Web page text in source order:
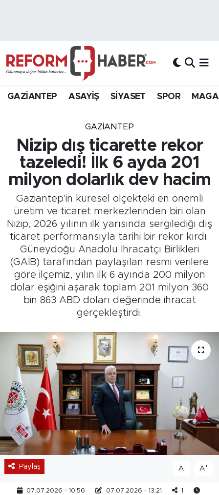
GAZİANTEP ASAYİŞ SİYASET SPOR
GAZIANTEP
Nizip dış ticarette rekor
tazeledi! İlk 6 ayda 201
milyon dolarlık dev hacim
Gaziantep'in küresel ölçekteki en önemli
üretim ve ticaret merkezlerinden biri olan
Nizip, 2026 yılının ilk yarısında sergilediği dış
ticaret performansıyla tarihi bir rekor kırdı.
Güneydoğu Anadolu İhracatçı Birlikleri
(GAİB) tarafından paylaşılan resmi verilere
göre ilçemiz, yılın ilk 6 ayında 200 milyon
dolar eşiğini aşarak toplam 201 milyon 360
bin 863 ABD doları değerinde ihracat
gerçekleştirdi.
Paylaş A- A+
07.07.2026 - 10:56 07.07.2026 - 13:21
1
Hava Durumu
Süper Lig Puan Durumu ve Fikstür
Tüm Manşetler
Son Dakika Haberleri
Haber Arşivi